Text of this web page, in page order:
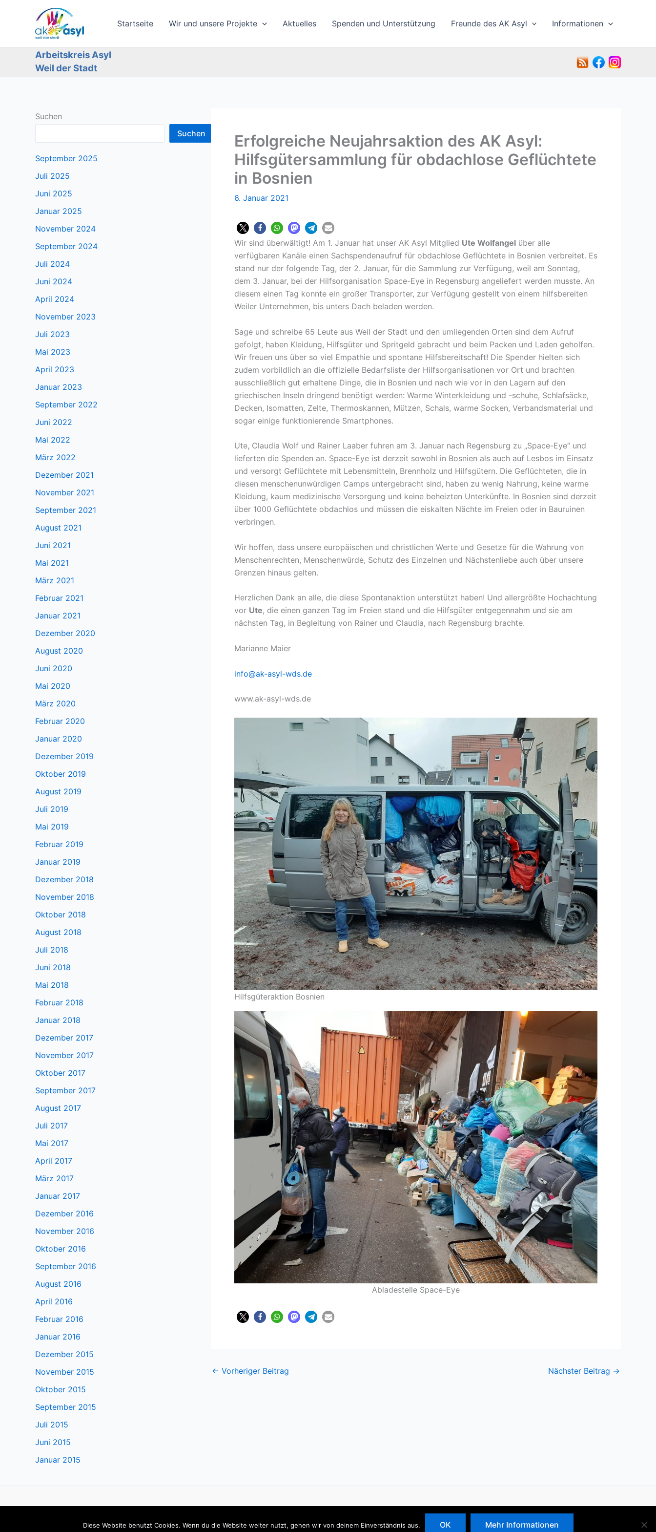
Startseite Wir und unsere Projekte Aktuelles Spenden und Unterstützung Freunde des AK Asyl Informationen
Arbeitskreis Asyl
Weil der Stadt
Suchen
Suchen
September 2025
Juli 2025
Juni 2025
Januar 2025
November 2024
September 2024
Juli 2024
Juni 2024
April 2024
November 2023
Juli 2023
Mai 2023
April 2023
Januar 2023
September 2022
Juni 2022
Mai 2022
März 2022
Dezember 2021
November 2021
September 2021
August 2021
Juni 2021
Mai 2021
März 2021
Februar 2021
Januar 2021
Dezember 2020
August 2020
Juni 2020
Mai 2020
März 2020
Februar 2020
Januar 2020
Dezember 2019
Oktober 2019
August 2019
Juli 2019
Mai 2019
Februar 2019
Januar 2019
Dezember 2018
November 2018
Oktober 2018
August 2018
Juli 2018
Juni 2018
Mai 2018
Februar 2018
Januar 2018
Dezember 2017
November 2017
Oktober 2017
September 2017
August 2017
Juli 2017
Mai 2017
April 2017
März 2017
Januar 2017
Dezember 2016
November 2016
Oktober 2016
September 2016
August 2016
April 2016
Februar 2016
Januar 2016
Dezember 2015
November 2015
Oktober 2015
September 2015
Juli 2015
Juni 2015
Januar 2015
Erfolgreiche Neujahrsaktion des AK Asyl:
Hilfsgütersammlung für obdachlose Geflüchtete
in Bosnien
6. Januar 2021
Wir sind überwältigt! Am 1. Januar hat unser AK Asyl Mitglied Ute Wolfangel über alle
verfügbaren Kanäle einen Sachspendenaufruf für obdachlose Geflüchtete in Bosnien verbreitet. Es
stand nur der folgende Tag, der 2. Januar, für die Sammlung zur Verfügung, weil am Sonntag,
dem 3. Januar, bei der Hilfsorganisation Space-Eye in Regensburg angeliefert werden musste. An
diesem einen Tag konnte ein großer Transporter, zur Verfügung gestellt von einem hilfsbereiten
Weiler Unternehmen, bis unters Dach beladen werden.
Sage und schreibe 65 Leute aus Weil der Stadt und den umliegenden Orten sind dem Aufruf
gefolgt, haben Kleidung, Hilfsgüter und Spritgeld gebracht und beim Packen und Laden geholfen.
Wir freuen uns über so viel Empathie und spontane Hilfsbereitschaft! Die Spender hielten sich
zudem vorbildlich an die offizielle Bedarfsliste der Hilfsorganisationen vor Ort und brachten
ausschließlich gut erhaltene Dinge, die in Bosnien und nach wie vor in den Lagern auf den
griechischen Inseln dringend benötigt werden: Warme Winterkleidung und -schuhe, Schlafsäcke,
Decken, Isomatten, Zelte, Thermoskannen, Mützen, Schals, warme Socken, Verbandsmaterial und
sogar einige funktionierende Smartphones.
Ute, Claudia Wolf und Rainer Laaber fuhren am 3. Januar nach Regensburg zu „Space-Eye“ und
lieferten die Spenden an. Space-Eye ist derzeit sowohl in Bosnien als auch auf Lesbos im Einsatz
und versorgt Geflüchtete mit Lebensmitteln, Brennholz und Hilfsgütern. Die Geflüchteten, die in
diesen menschenunwürdigen Camps untergebracht sind, haben zu wenig Nahrung, keine warme
Kleidung, kaum medizinische Versorgung und keine beheizten Unterkünfte. In Bosnien sind derzeit
über 1000 Geflüchtete obdachlos und müssen die eiskalten Nächte im Freien oder in Bauruinen
verbringen.
Wir hoffen, dass unsere europäischen und christlichen Werte und Gesetze für die Wahrung von
Menschenrechten, Menschenwürde, Schutz des Einzelnen und Nächstenliebe auch über unsere
Grenzen hinaus gelten.
Herzlichen Dank an alle, die diese Spontanaktion unterstützt haben! Und allergrößte Hochachtung
vor Ute, die einen ganzen Tag im Freien stand und die Hilfsgüter entgegennahm und sie am
nächsten Tag, in Begleitung von Rainer und Claudia, nach Regensburg brachte.
Marianne Maier
info@ak-asyl-wds.de
www.ak-asyl-wds.de
Hilfsgüteraktion Bosnien
Abladestelle Space-Eye
← Vorheriger Beitrag Nächster Beitrag →
Copyright © 2026 AK Asyl
Diese Website benutzt Cookies. Wenn du die Website weiter nutzt, gehen wir von deinem Einverständnis aus. OK Mehr Informationen